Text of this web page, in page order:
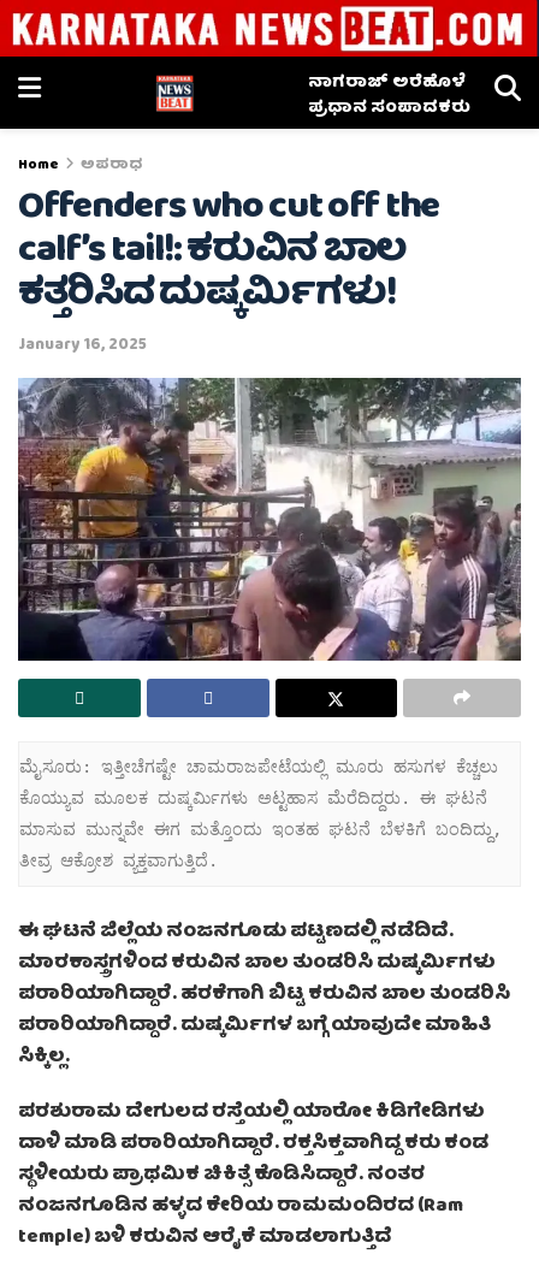
ನಾಗರಾಜ್ ಅರೆಹೊಳೆ
ಪ್ರಧಾನ ಸಂಪಾದಕರು
Home ಅಪರಾಧ
Offenders who cut off the
calf’s tail!: ಕರುವಿನ ಬಾಲ
ಕತ್ತರಿಸಿದ ದುಷ್ಕರ್ಮಿಗಳು!
January 16, 2025
ಮೈಸೂರು: ಇತ್ತೀಚೆಗಷ್ಟೇ ಚಾಮರಾಜಪೇಟೆಯಲ್ಲಿ ಮೂರು ಹಸುಗಳ ಕೆಚ್ಚಲು
ಕೊಯ್ಯುವ ಮೂಲಕ ದುಷ್ಕರ್ಮಿಗಳು ಅಟ್ಟಹಾಸ ಮೆರೆದಿದ್ದರು. ಈ ಘಟನೆ
ಮಾಸುವ ಮುನ್ನವೇ ಈಗ ಮತ್ತೊಂದು ಇಂತಹ ಘಟನೆ ಬೆಳಕಿಗೆ ಬಂದಿದ್ದು,
ತೀವ್ರ ಆಕ್ರೋಶ ವ್ಯಕ್ತವಾಗುತ್ತಿದೆ.
ಈ ಘಟನೆ ಜಿಲ್ಲೆಯ ನಂಜನಗೂಡು ಪಟ್ಟಣದಲ್ಲಿ ನಡೆದಿದೆ.
ಮಾರಕಾಸ್ತ್ರಗಳಿಂದ ಕರುವಿನ ಬಾಲ ತುಂಡರಿಸಿ ದುಷ್ಕರ್ಮಿಗಳು
ಪರಾರಿಯಾಗಿದ್ದಾರೆ. ಹರಕೆಗಾಗಿ ಬಿಟ್ಟ ಕರುವಿನ ಬಾಲ ತುಂಡರಿಸಿ
ಪರಾರಿಯಾಗಿದ್ದಾರೆ. ದುಷ್ಕರ್ಮಿಗಳ ಬಗ್ಗೆ ಯಾವುದೇ ಮಾಹಿತಿ
ಸಿಕ್ಕಿಲ್ಲ.
ಪರಶುರಾಮ ದೇಗುಲದ ರಸ್ತೆಯಲ್ಲಿ ಯಾರೋ ಕಿಡಿಗೇಡಿಗಳು
ದಾಳಿ ಮಾಡಿ ಪರಾರಿಯಾಗಿದ್ದಾರೆ. ರಕ್ತಸಿಕ್ತವಾಗಿದ್ದ ಕರು ಕಂಡ
ಸ್ಥಳೀಯರು ಪ್ರಾಥಮಿಕ ಚಿಕಿತ್ಸೆ ಕೊಡಿಸಿದ್ದಾರೆ. ನಂತರ
ನಂಜನಗೂಡಿನ ಹಳ್ಳದ ಕೇರಿಯ ರಾಮಮಂದಿರದ (Ram
temple) ಬಳಿ ಕರುವಿನ ಆರೈಕೆ ಮಾಡಲಾಗುತ್ತಿದೆ